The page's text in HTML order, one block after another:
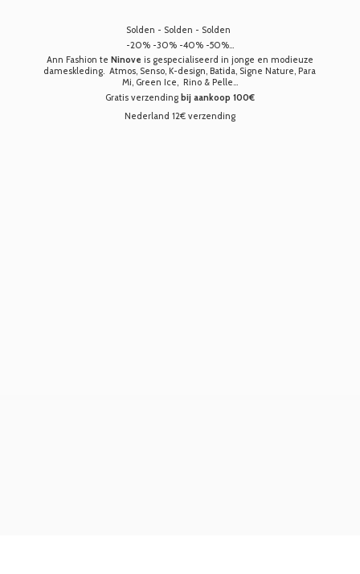
Solden - Solden - Solden
-20% -30% -40% -50%...
Ann Fashion te Ninove is gespecialiseerd in jonge en modieuze
dameskleding. Atmos, Senso, K-design, Batida, Signe Nature, Para
Mi, Green Ice, Rino & Pelle...
Gratis verzending bij aankoop 100€
Nederland 12€ verzending